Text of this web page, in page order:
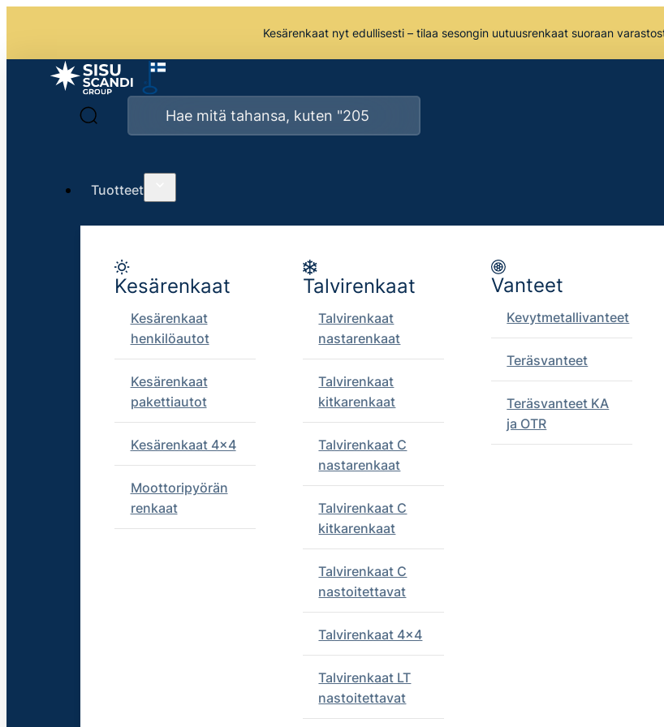
Kesärenkaat nyt edullisesti – tilaa sesongin uutuusrenkaat suoraan
Tuotteet
Kesärenkaat
Kesärenkaat
henkilöautot
Kesärenkaat
pakettiautot
Kesärenkaat 4x4
Moottoripyörän
renkaat
Talvirenkaat
Talvirenkaat
nastarenkaat
Talvirenkaat
kitkarenkaat
Talvirenkaat C
nastarenkaat
Talvirenkaat C
kitkarenkaat
Talvirenkaat C
nastoitettavat
Talvirenkaat 4x4
Talvirenkaat LT
nastoitettavat
Vanteet
Kevytmetallivanteet
Teräsvanteet
Teräsvanteet KA
ja OTR